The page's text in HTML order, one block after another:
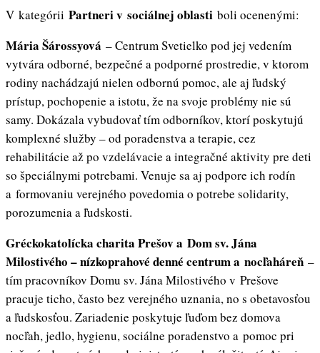
V kategórii Partneri v sociálnej oblasti boli ocenenými:
Mária Šárossyová – Centrum Svetielko pod jej vedením
vytvára odborné, bezpečné a podporné prostredie, v ktorom
rodiny nachádzajú nielen odbornú pomoc, ale aj ľudský
prístup, pochopenie a istotu, že na svoje problémy nie sú
samy. Dokázala vybudovať tím odborníkov, ktorí poskytujú
komplexné služby – od poradenstva a terapie, cez
rehabilitácie až po vzdelávacie a integračné aktivity pre deti
so špeciálnymi potrebami. Venuje sa aj podpore ich rodín
a formovaniu verejného povedomia o potrebe solidarity,
porozumenia a ľudskosti.
Gréckokatolícka charita Prešov a Dom sv. Jána
Milostivého – nízkoprahové denné centrum a nocľaháreň –
tím pracovníkov Domu sv. Jána Milostivého v Prešove
pracuje ticho, často bez verejného uznania, no s obetavosťou
a ľudskosťou. Zariadenie poskytuje ľuďom bez domova
nocľah, jedlo, hygienu, sociálne poradenstvo a pomoc pri